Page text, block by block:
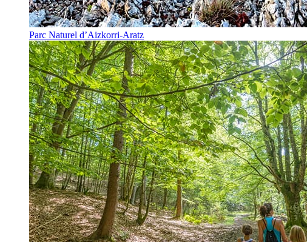
Parc Naturel d’Aizkorri-Aratz